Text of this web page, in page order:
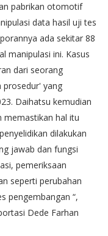
pabrikan otomotif
data hasil uji tes
ada sekitar 88
manipulasi ini. Kasus
dari seorang
prosedur' yang
Daihatsu kemudian
memastikan hal itu
dilakukan
jawab dan fungsi
pemeriksaan
seperti perubahan
pengembangan “,
Dede Farhan